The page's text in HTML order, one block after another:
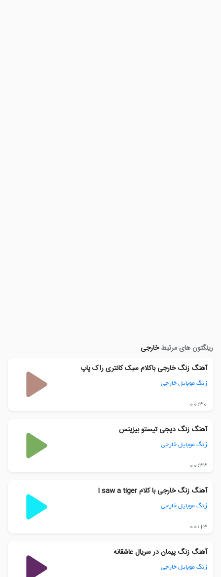
رینگتون های مرتبطخارجی
آهنگ زنگ خارجی باکلام سبک کانتری راک پاپ
زنگ موبایل خارجی
00:30
آهنگ زنگ دیجی تیستو بیزینس
زنگ موبایل خارجی
00:33
آهنگ زنگ خارجی با کلام I saw a tiger
زنگ موبایل خارجی
00:13
آهنگ زنگ پیمان در سریال عاشقانه
زنگ موبایل خارجی